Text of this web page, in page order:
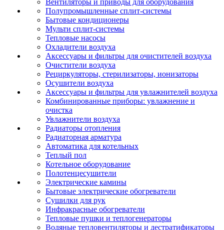
Вентиляторы и приводы для оборудования
Полупромышленные сплит-системы
Бытовые кондиционеры
Мульти сплит-системы
Тепловые насосы
Охладители воздуха
Аксессуары и фильтры для очистителей воздуха
Очистители воздуха
Рециркуляторы, стерилизаторы, ионизаторы
Осушители воздуха
Аксессуары и фильтры для увлажнителей воздуха
Комбинированные приборы: увлажнение и
очистка
Увлажнители воздуха
Радиаторы отопления
Радиаторная арматура
Автоматика для котельных
Теплый пол
Котельное оборудование
Полотенцесушители
Электрические камины
Бытовые электрические обогреватели
Сушилки для рук
Инфракрасные обогреватели
Тепловые пушки и теплогенераторы
Водяные тепловентиляторы и дестратификаторы